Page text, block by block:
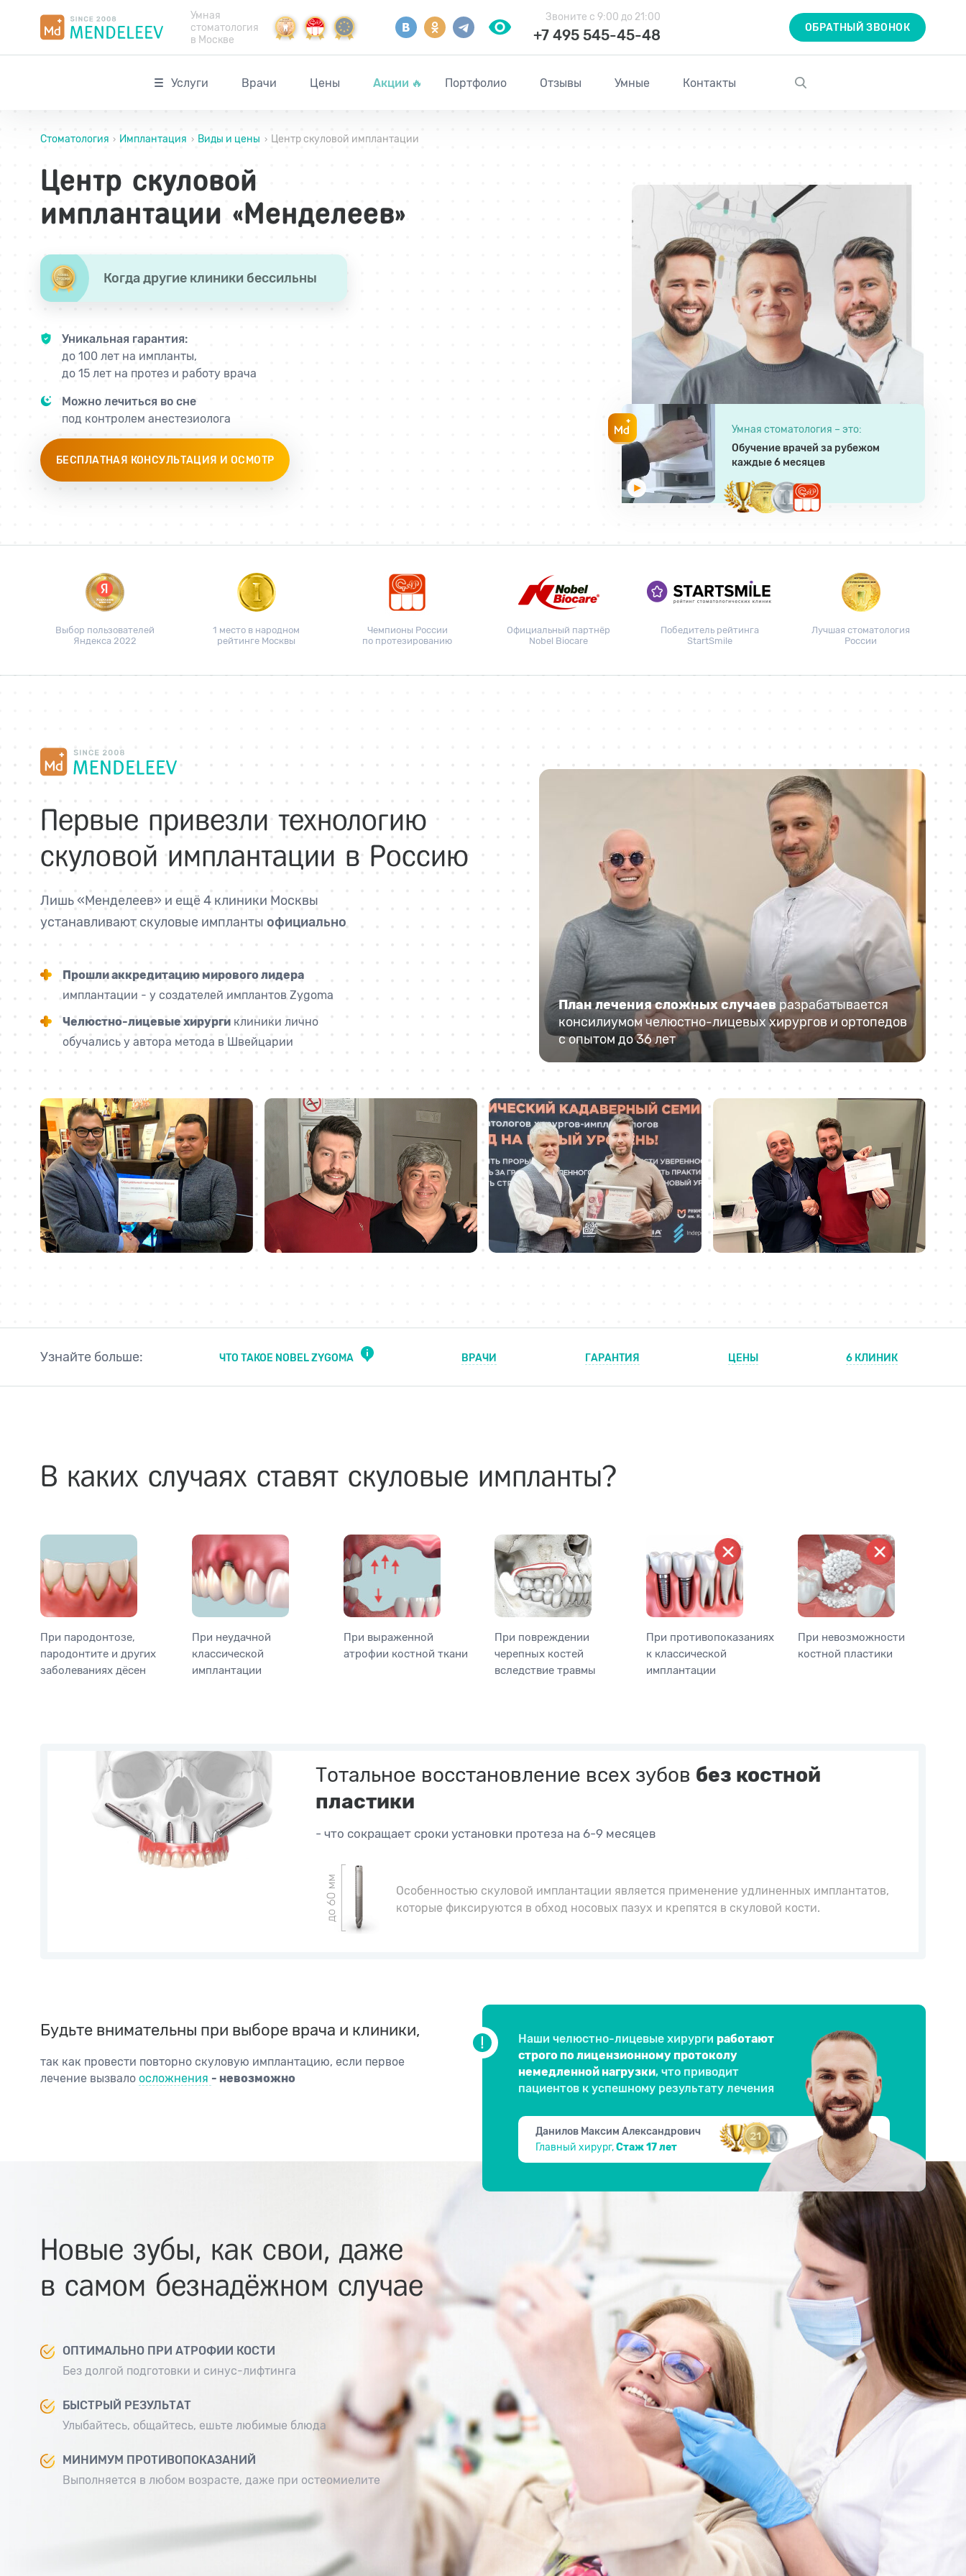
Умная
стоматология
в Москве
Звоните с 9:00 до 21:00
+7 495 545-45-48 ОБРАТНЫЙ ЗВОНОК
Услуги Врачи Цены Акции 🔥 Портфолио Отзывы Умные Контакты
Стоматология › Имплантация › Виды и цены › Центр скуловой имплантации
Центр скуловой
имплантации «Менделеев»
Когда другие клиники бессильны
Уникальная гарантия:
до 100 лет на импланты,
до 15 лет на протез и работу врача
Можно лечиться во сне
под контролем анестезиолога
БЕСПЛАТНАЯ КОНСУЛЬТАЦИЯ И ОСМОТР
Умная стоматология – это:
Обучение врачей за рубежом
каждые 6 месяцев
Выбор пользователей
Яндекса 2022
1 место в народном
рейтинге Москвы
Чемпионы России
по протезированию
Официальный партнёр
Nobel Biocare
Победитель рейтинга
StartSmile
Лучшая стоматология
России
Первые привезли технологию
скуловой имплантации в Россию
Лишь «Менделеев» и ещё 4 клиники Москвы
устанавливают скуловые импланты официально
Прошли аккредитацию мирового лидера
имплантации - у создателей имплантов Zygoma
Челюстно-лицевые хирурги клиники лично
обучались у автора метода в Швейцарии
План лечения сложных случаевразрабатывается
консилиумом челюстно-лицевых хирургов и ортопедов
с опытом до 36 лет
Узнайте больше: ЧТО ТАКОЕ NOBEL ZYGOMA ВРАЧИ ГАРАНТИЯ ЦЕНЫ 6 КЛИНИК
В каких случаях ставят скуловые импланты?
При пародонтозе,
пародонтите и других
заболеваниях дёсен
При неудачной
классической
имплантации
При выраженной
атрофии костной ткани
При повреждении
черепных костей
вследствие травмы
При противопоказаниях
к классической
имплантации
При невозможности
костной пластики
Тотальное восстановление всех зубов без костной
пластики
- что сокращает сроки установки протеза на 6-9 месяцев
Особенностью скуловой имплантации является применение удлиненных имплантатов,
которые фиксируются в обход носовых пазух и крепятся в скуловой кости.
Будьте внимательны при выборе врача и клиники,
так как провести повторно скуловую имплантацию, если первое
лечение вызвало осложнения - невозможно
Наши челюстно-лицевые хирурги работают
строго по лицензионному протоколу
немедленной нагрузки, что приводит
пациентов к успешному результату лечения
Данилов Максим Александрович
Главный хирург,Стаж 17 лет
Новые зубы, как свои, даже
в самом безнадёжном случае
ОПТИМАЛЬНО ПРИ АТРОФИИ КОСТИ
Без долгой подготовки и синус-лифтинга
БЫСТРЫЙ РЕЗУЛЬТАТ
Улыбайтесь, общайтесь, ешьте любимые блюда
МИНИМУМ ПРОТИВОПОКАЗАНИЙ
Выполняется в любом возрасте, даже при остеомиелите